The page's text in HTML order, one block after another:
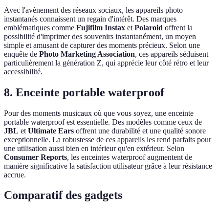
Avec l'avènement des réseaux sociaux, les appareils photo
instantanés connaissent un regain d'intérêt. Des marques
emblématiques comme Fujifilm Instax et Polaroid offrent la
possibilité d'imprimer des souvenirs instantanément, un moyen
simple et amusant de capturer des moments précieux. Selon une
enquête de Photo Marketing Association, ces appareils séduisent
particulièrement la génération Z, qui apprécie leur côté rétro et leur
accessibilité.
8. Enceinte portable waterproof
Pour des moments musicaux où que vous soyez, une enceinte
portable waterproof est essentielle. Des modèles comme ceux de
JBL et Ultimate Ears offrent une durabilité et une qualité sonore
exceptionnelle. La robustesse de ces appareils les rend parfaits pour
une utilisation aussi bien en intérieur qu'en extérieur. Selon
Consumer Reports, les enceintes waterproof augmentent de
manière significative la satisfaction utilisateur grâce à leur résistance
accrue.
Comparatif des gadgets